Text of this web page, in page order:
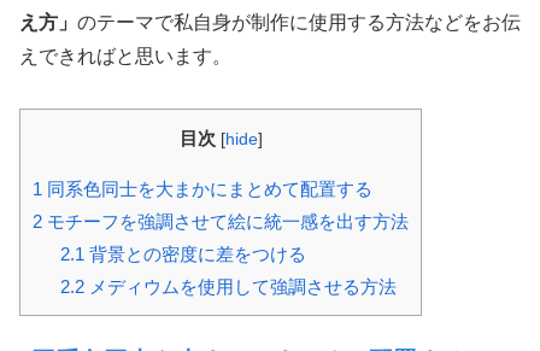
え方」 のテーマで私自身が制作に使用する方法などをお伝
えできればと思います。
目次 [hide]
1 同系色同士を大まかにまとめて配置する
2 モチーフを強調させて絵に統一感を出す方法
2.1 背景との密度に差をつける
2.2メディウムを使用して強調させる方法